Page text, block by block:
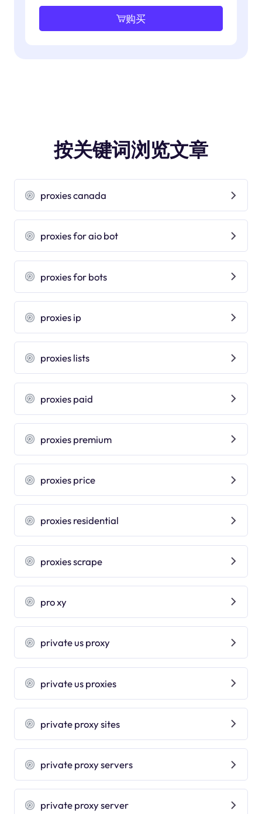
购买
按关键词浏览文章
proxies canada
proxies for aio bot
proxies for bots
proxies ip
proxies lists
proxies paid
proxies premium
proxies price
proxies residential
proxies scrape
pro xy
private us proxy
private us proxies
private proxy sites
private proxy servers
private proxy server